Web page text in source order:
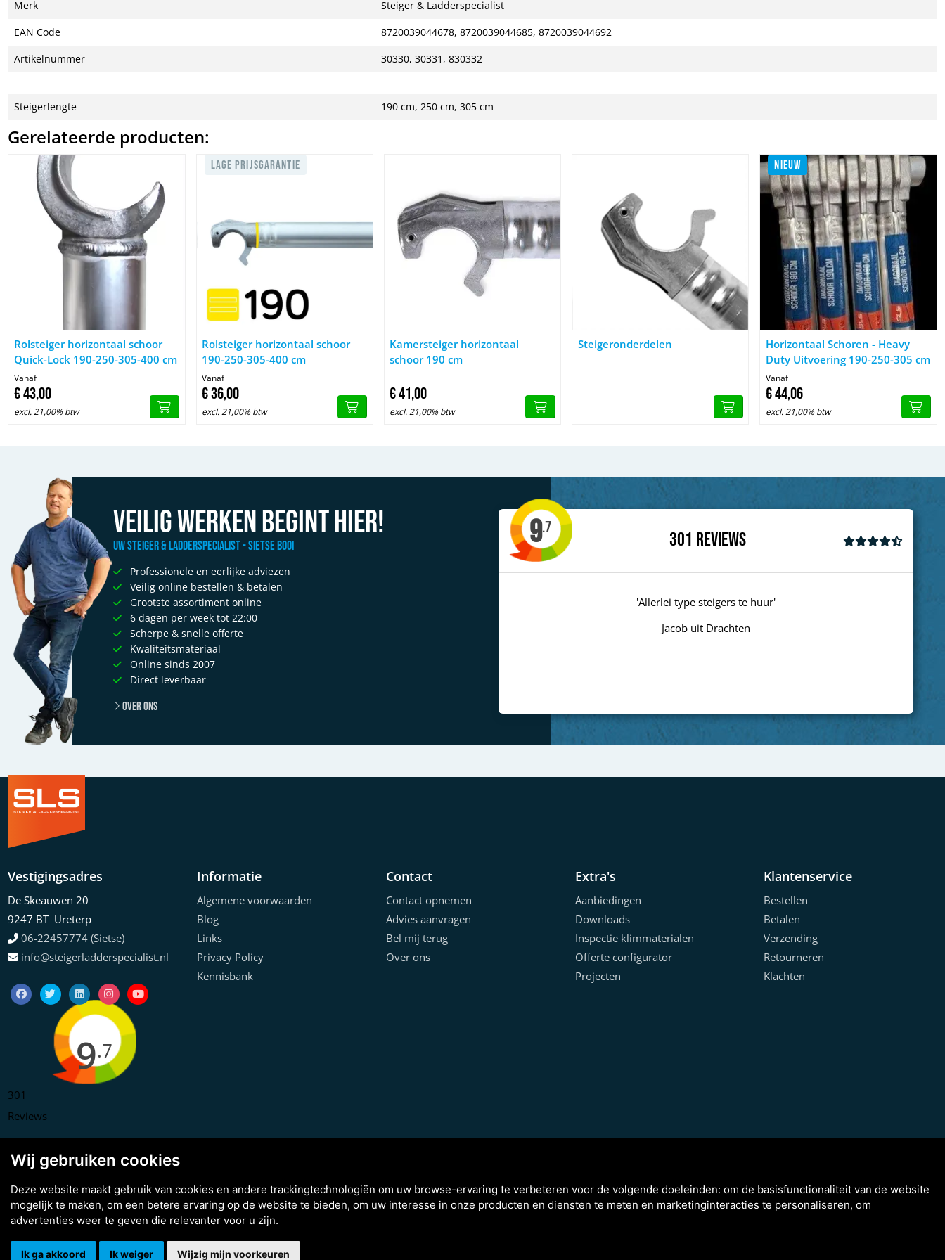
Merk Steiger & Ladderspecialist
EAN Code 8720039044678, 8720039044685, 8720039044692
Artikelnummer 30330, 30331, 830332
Steigerlengte 190 cm, 250 cm, 305 cm
Gerelateerde producten:
Afbeelding Rolsteiger horizontaal schoor Quick-Lock 190-250-305-400 cm
Rolsteiger horizontaal schoor
Quick-Lock 190-250-305-400 cm
Vanaf
€43,00
excl. 21,00% btw
LAGE PRIJSGARANTIE
Afbeelding Rolsteiger horizontaal schoor 190-250-305-400 cm
Rolsteiger horizontaal schoor
190-250-305-400 cm
Vanaf
€36,00
excl. 21,00% btw
Afbeelding Kamersteiger horizontaal schoor 190 cm
Kamersteiger horizontaal
schoor 190 cm
€41,00
excl. 21,00% btw
Afbeelding Steigeronderdelen
Steigeronderdelen
NIEUW
Afbeelding Horizontaal Schoren -
Horizontaal Schoren - Heavy
Duty Uitvoering 190-250-305 cm
Vanaf
€44,06
excl. 21,00% btw
Veilig werken begint hier!
Uw Steiger & Ladderspecialist - Sietse Booi
Professionele en eerlijke adviezen
Veilig online bestellen & betalen
Grootste assortiment online
6 dagen per week tot 22:00
Scherpe & snelle offerte
Kwaliteitsmateriaal
Online sinds 2007
Direct leverbaar
Over ons
9.7
301 Reviews
Vestigingsadres
De Skeauwen 20
9247 BT Ureterp
06-22457774 (Sietse)
info@steigerladderspecialist.nl
9.7
301
Reviews
Informatie
Algemene voorwaarden
Blog
Links
Privacy Policy
Kennisbank
Contact
Contact opnemen
Advies aanvragen
Bel mij terug
Over ons
Extra's
Aanbiedingen
Downloads
Inspectie klimmaterialen
Offerte configurator
Projecten
Klantenservice
Bestellen
Betalen
Verzending
Retourneren
Klachten
Copyright © 2026 Steiger & Ladderspecialist B.V.
Made with
BO. Be Original| Powered byBO Creator DXP®
3D tour
Cookie instellingen
Wij gebruiken cookies
Deze website maakt gebruik van cookies en andere trackingtechnologiën om uw browse-ervaring te verbeteren voor de volgende doeleinden: om de basisfunctionaliteit van de website
mogelijk te maken, om een betere ervaring op de website te bieden, om uw interesse in onze producten en diensten te meten en marketinginteracties te personaliseren, om
advertenties weer te geven die relevanter voor u zijn.
Ik ga akkoord Ik weiger Wijzig mijn voorkeuren